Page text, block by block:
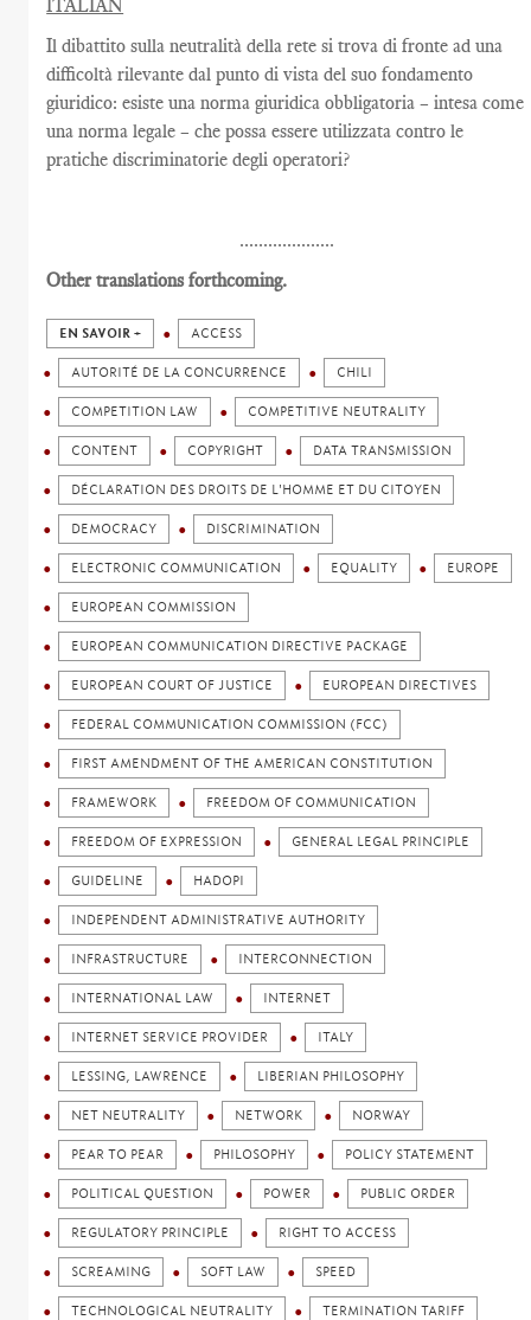
ITALIAN
Il dibattito sulla neutralità della rete si trova di fronte ad una
difficoltà rilevante dal punto di vista del suo fondamento
giuridico: esiste una norma giuridica obbligatoria – intesa come
una norma legale – che possa essere utilizzata contro le
pratiche discriminatorie degli operatori?
....................
Other translations forthcoming.
EN SAVOIR + ACCESS
AUTORITÉ DE LA CONCURRENCE CHILI
COMPETITION LAW COMPETITIVE NEUTRALITY
CONTENT COPYRIGHT DATA TRANSMISSION
DÉCLARATION DES DROITS DE L'HOMME ET DU CITOYEN
DEMOCRACY DISCRIMINATION
ELECTRONIC COMMUNICATION EQUALITY EUROPE
EUROPEAN COMMISSION
EUROPEAN COMMUNICATION DIRECTIVE PACKAGE
EUROPEAN COURT OF JUSTICE EUROPEAN DIRECTIVES
FEDERAL COMMUNICATION COMMISSION (FCC)
FIRST AMENDMENT OF THE AMERICAN CONSTITUTION
FRAMEWORK FREEDOM OF COMMUNICATION
FREEDOM OF EXPRESSION GENERAL LEGAL PRINCIPLE
GUIDELINE HADOPI
INDEPENDENT ADMINISTRATIVE AUTHORITY
INFRASTRUCTURE INTERCONNECTION
INTERNATIONAL LAW INTERNET
INTERNET SERVICE PROVIDER ITALY
LESSING, LAWRENCE LIBERIAN PHILOSOPHY
NET NEUTRALITY NETWORK NORWAY
PEAR TO PEAR PHILOSOPHY POLICY STATEMENT
POLITICAL QUESTION POWER PUBLIC ORDER
REGULATORY PRINCIPLE RIGHT TO ACCESS
SCREAMING SOFT LAW SPEED
TECHNOLOGICAL NEUTRALITY TERMINATION TARIFF